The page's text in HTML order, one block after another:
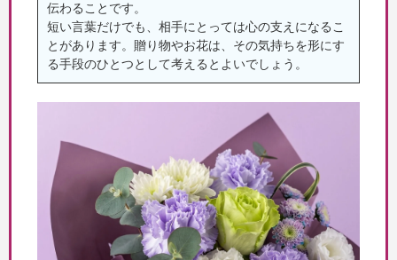
伝わることです。
短い言葉だけでも、相手にとっては心の支えになるこ
とがあります。贈り物やお花は、その気持ちを形にす
る手段のひとつとして考えるとよいでしょう。